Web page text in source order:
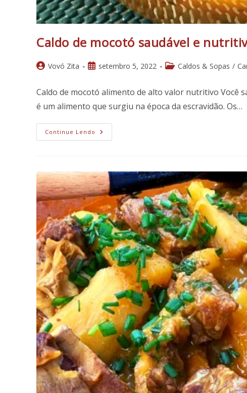
Caldo de mocotó saudável e
Autor
post:
Vovó Zita
Postsetembro 5, 2022
Categoria
post:
Caldos & Sopas /
Caldo de mocotó alimento de alto valor nutritivo Você
é um alimento que surgiu na época da escravidão. Os…
Continue Lendo Caldo
De